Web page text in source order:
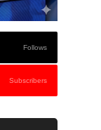
Follows
Subscribers